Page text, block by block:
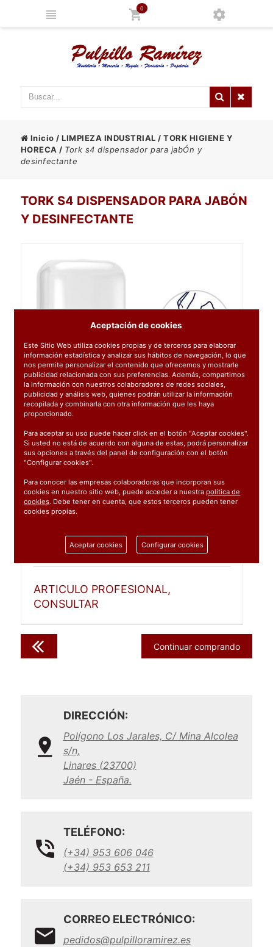
0
Inicio /LIMPIEZA INDUSTRIAL /TORK HIGIENE Y
HORECA / Tork s4 dispensador para jabÓn y
desinfectante
TORK S4 DISPENSADOR PARA JABÓN
Y DESINFECTANTE
564500
1 unidad
ARTICULO PROFESIONAL,
CONSULTAR
Continuar comprando
DIRECCIÓN:
Polígono Los Jarales, C/ Mina Alcolea
s/n,
Linares (23700)
Jaén - España.
TELÉFONO:
(+34) 953 606 046
(+34) 953 653 211
CORREO ELECTRÓNICO:
pedidos@pulpilloramirez.es
Aceptación de cookies
Este Sitio Web utiliza cookies propias y de terceros para elaborar
información estadística y analizar sus hábitos de navegación, lo que
nos permite personalizar el contenido que ofrecemos y mostrarle
publicidad relacionada con sus preferencias. Además, compartimos
la información con nuestros colaboradores de redes sociales,
publicidad y análisis web, quienes podrán utilizar la información
recopilada y combinarla con otra información que les haya
proporcionado.
Para aceptar su uso puede hacer click en el botón "Aceptar cookies".
Si usted no está de acuerdo con alguna de estas, podrá personalizar
sus opciones a través del panel de configuración con el botón
"Configurar cookies".
Para conocer las empresas colaboradoras que incorporan sus
cookies en nuestro sitio web, puede acceder a nuestrapolítica de
cookies. Debe tener en cuenta, que estos terceros pueden tener
cookies propias.
Aceptar cookies Configurar cookies